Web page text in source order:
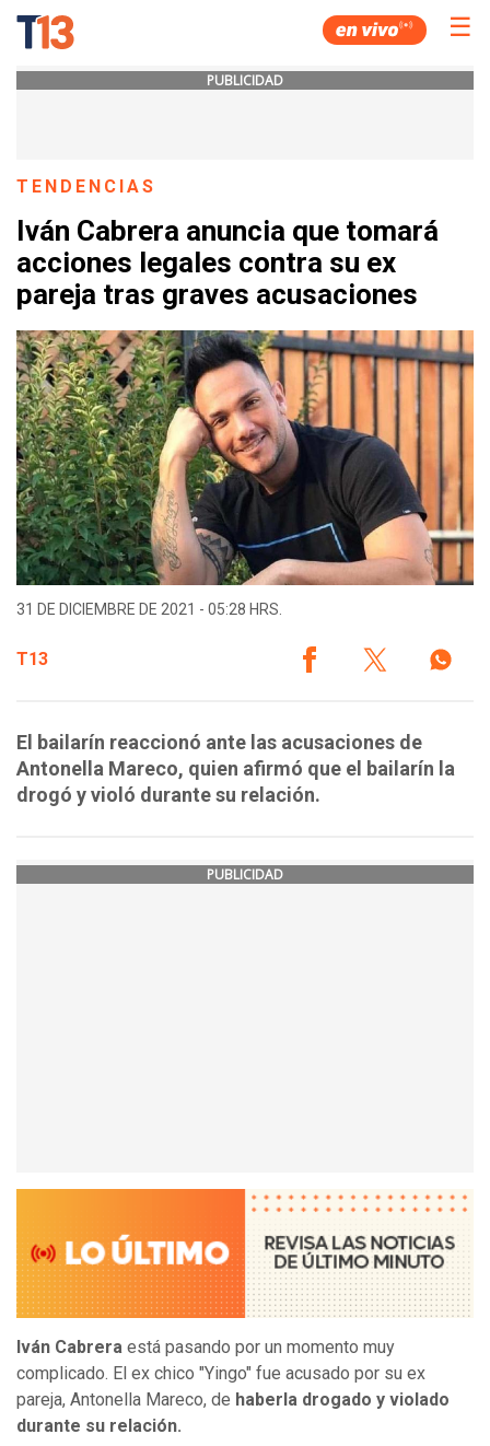
☰
PUBLICIDAD
TENDENCIAS
Iván Cabrera anuncia que tomará
acciones legales contra su ex
pareja tras graves acusaciones
31 DE DICIEMBRE DE 2021 - 05:28 HRS.
T13
El bailarín reaccionó ante las acusaciones de
Antonella Mareco, quien afirmó que el bailarín la
drogó y violó durante su relación.
PUBLICIDAD
Iván Cabrera está pasando por un momento muy
complicado. El ex chico "Yingo" fue acusado por su ex
pareja, Antonella Mareco, de haberla drogado y violado
durante su relación.